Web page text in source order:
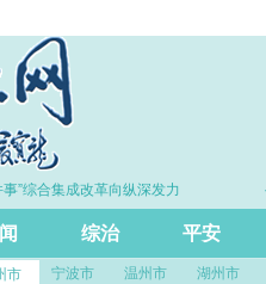
综合集成改革向纵深发力 ·
综治 平安
市 宁波市 温州市 湖州市